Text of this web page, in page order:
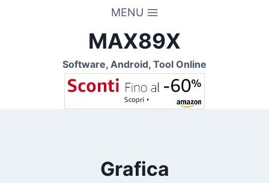
MENU
MAX89X
Software, Android, Tool Online
Grafica